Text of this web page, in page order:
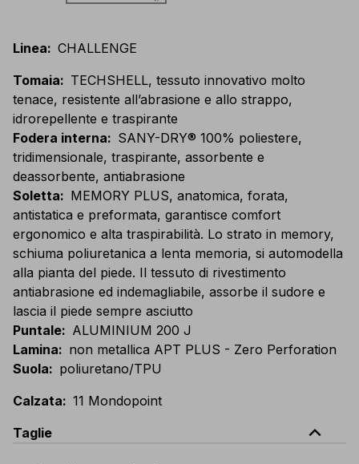
Linea: CHALLENGE
Tomaia: TECHSHELL, tessuto innovativo molto
tenace, resistente all’abrasione e allo strappo,
idrorepellente e traspirante
Fodera interna: SANY-DRY® 100% poliestere,
tridimensionale, traspirante, assorbente e
deassorbente, antiabrasione
Soletta: MEMORY PLUS, anatomica, forata,
antistatica e preformata, garantisce comfort
ergonomico e alta traspirabilità. Lo strato in memory,
schiuma poliuretanica a lenta memoria, si automodella
alla pianta del piede. Il tessuto di rivestimento
antiabrasione ed indemagliabile, assorbe il sudore e
lascia il piede sempre asciutto
Puntale: ALUMINIUM 200 J
Lamina: non metallica APT PLUS - Zero Perforation
Suola: poliuretano/TPU
Calzata: 11 Mondopoint
Taglie
expand_less